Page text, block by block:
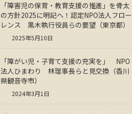
「障害児の保育・教育支援の推進」を骨太
の方針2025に明記へ！認定NPO法人フロー
レンス 黒木執行役員らの要望（東京都）
2025年5月10日
「障がい児・子育て支援の充実を」 NPO
法人ひまわり 林理事長らと見交換（香川
県観音寺市）
2024年3月1日